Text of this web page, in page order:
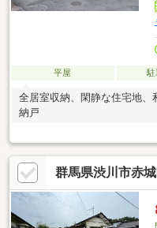
平屋 駐
全居室収納、閑静な住宅地、
納戸
群馬県渋川市赤